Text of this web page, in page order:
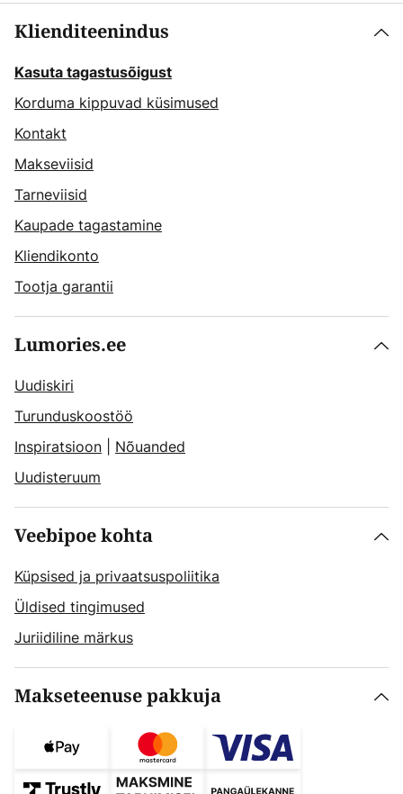
Klienditeenindus
Kasuta tagastusõigust
Korduma kippuvad küsimused
Kontakt
Makseviisid
Tarneviisid
Kaupade tagastamine
Kliendikonto
Tootja garantii
Lumories.ee
Uudiskiri
Turunduskoostöö
Inspiratsioon
Nõuanded
Uudisteruum
Veebipoe kohta
Küpsised ja privaatsuspoliitika
Üldised tingimused
Juriidiline märkus
Makseteenuse pakkuja